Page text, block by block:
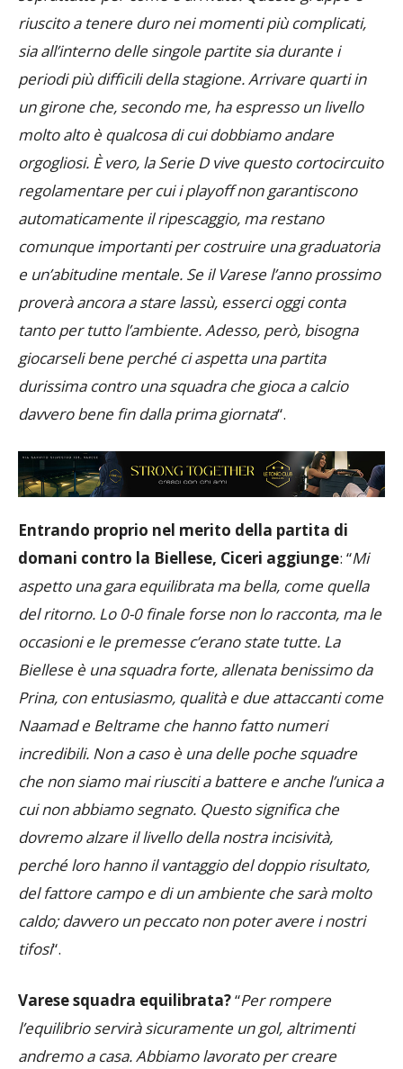
soprattutto per come è arrivato. Questo gruppo è
riuscito a tenere duro nei momenti più complicati,
sia all’interno delle singole partite sia durante i
periodi più difficili della stagione. Arrivare quarti in
un girone che, secondo me, ha espresso un livello
molto alto è qualcosa di cui dobbiamo andare
orgogliosi. È vero, la Serie D vive questo cortocircuito
regolamentare per cui i playoff non garantiscono
automaticamente il ripescaggio, ma restano
comunque importanti per costruire una graduatoria
e un’abitudine mentale. Se il Varese l’anno prossimo
proverà ancora a stare lassù, esserci oggi conta
tanto per tutto l’ambiente. Adesso, però, bisogna
giocarseli bene perché ci aspetta una partita
durissima contro una squadra che gioca a calcio
davvero bene fin dalla prima giornata
Entrando proprio nel merito della partita di
domani contro la Biellese, Ciceri aggiunge: “Mi
aspetto una gara equilibrata ma bella, come quella
del ritorno. Lo 0-0 finale forse non lo racconta, ma le
occasioni e le premesse c’erano state tutte. La
Biellese è una squadra forte, allenata benissimo da
Prina, con entusiasmo, qualità e due attaccanti come
Naamad e Beltrame che hanno fatto numeri
incredibili. Non a caso è una delle poche squadre
che non siamo mai riusciti a battere e anche l’unica a
cui non abbiamo segnato. Questo significa che
dovremo alzare il livello della nostra incisività,
perché loro hanno il vantaggio del doppio risultato,
del fattore campo e di un ambiente che sarà molto
caldo; davvero un peccato non poter avere i nostri
Varese squadra equilibrata? “Per rompere
l’equilibrio servirà sicuramente un gol, altrimenti